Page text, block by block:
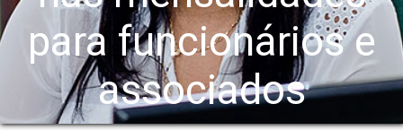
para funcionários e
associados